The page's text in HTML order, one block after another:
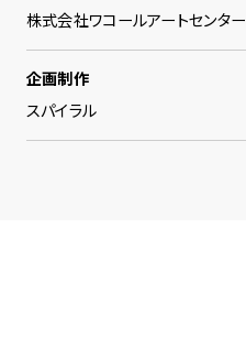
株式会社ワコールアートセンター
企画制作
スパイラル